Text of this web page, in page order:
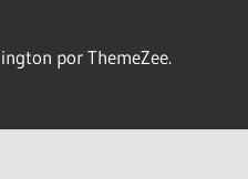
por ThemeZee.